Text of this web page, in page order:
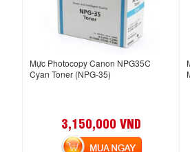
Mực Photocopy Canon NPG35C
Cyan Toner (NPG-35)
3,150,000 VND
MUA NGAY